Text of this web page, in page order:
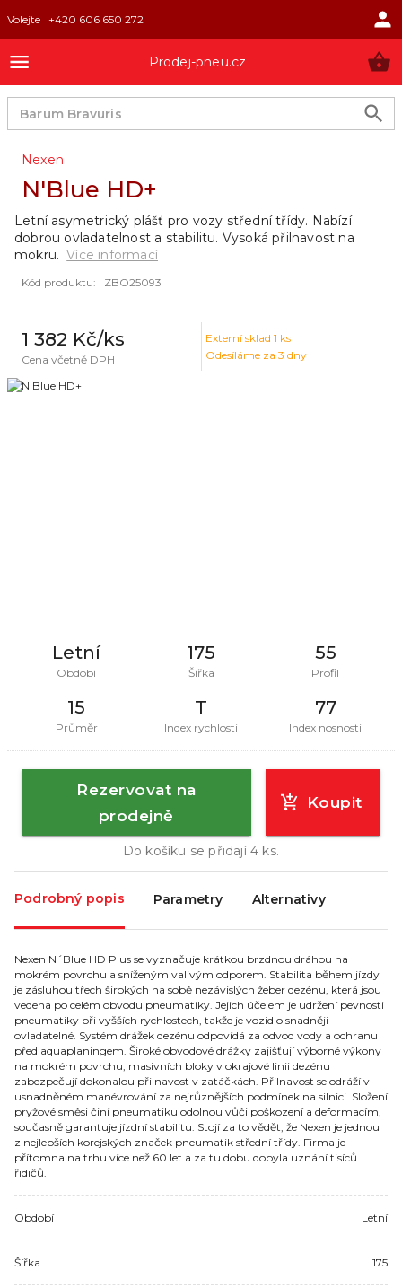
Volejte +420 606 650 272
Prodej-pneu.cz
Nexen
N'Blue HD+
Kód produktu: ZBO25093
1 382 Kč/ks
Cena včetně DPH
Externí sklad 1 ks
Odesíláme za 3 dny
Letní
Období
175
Šířka
55
Profil
15
Průměr
T
Index rychlosti
77
Index nosnosti
Letní asymetrický plášť pro vozy střední třídy. Nabízí
dobrou ovladatelnost a stabilitu. Vysoká přilnavost na
mokru. Více informací
Rezervovat na
prodejně
Koupit
Do košíku se přidají4 ks.
Podrobný popis Parametry Alternativy
Nexen N´Blue HD Plus se vyznačuje krátkou brzdnou dráhou na
mokrém povrchu a sníženým valivým odporem. Stabilita během jízdy
je zásluhou třech širokých na sobě nezávislých žeber dezénu, která jsou
vedena po celém obvodu pneumatiky. Jejich účelem je udržení pevnosti
pneumatiky při vyšších rychlostech, takže je vozidlo snadněji
ovladatelné. Systém drážek dezénu odpovídá za odvod vody a ochranu
před aquaplaningem. Široké obvodové drážky zajišťují výborné výkony
na mokrém povrchu, masivních bloky v okrajové linii dezénu
zabezpečují dokonalou přilnavost v zatáčkách. Přilnavost se odráží v
usnadněném manévrování za nejrůznějších podmínek na silnici. Složení
pryžové směsi činí pneumatiku odolnou vůči poškození a deformacím,
současně garantuje jízdní stabilitu. Stojí za to vědět, že Nexen je jednou
z nejlepších korejských značek pneumatik střední třídy. Firma je
přítomna na trhu více než 60 let a za tu dobu dobyla uznání tisíců
řidičů.
Období Letní
Šířka 175